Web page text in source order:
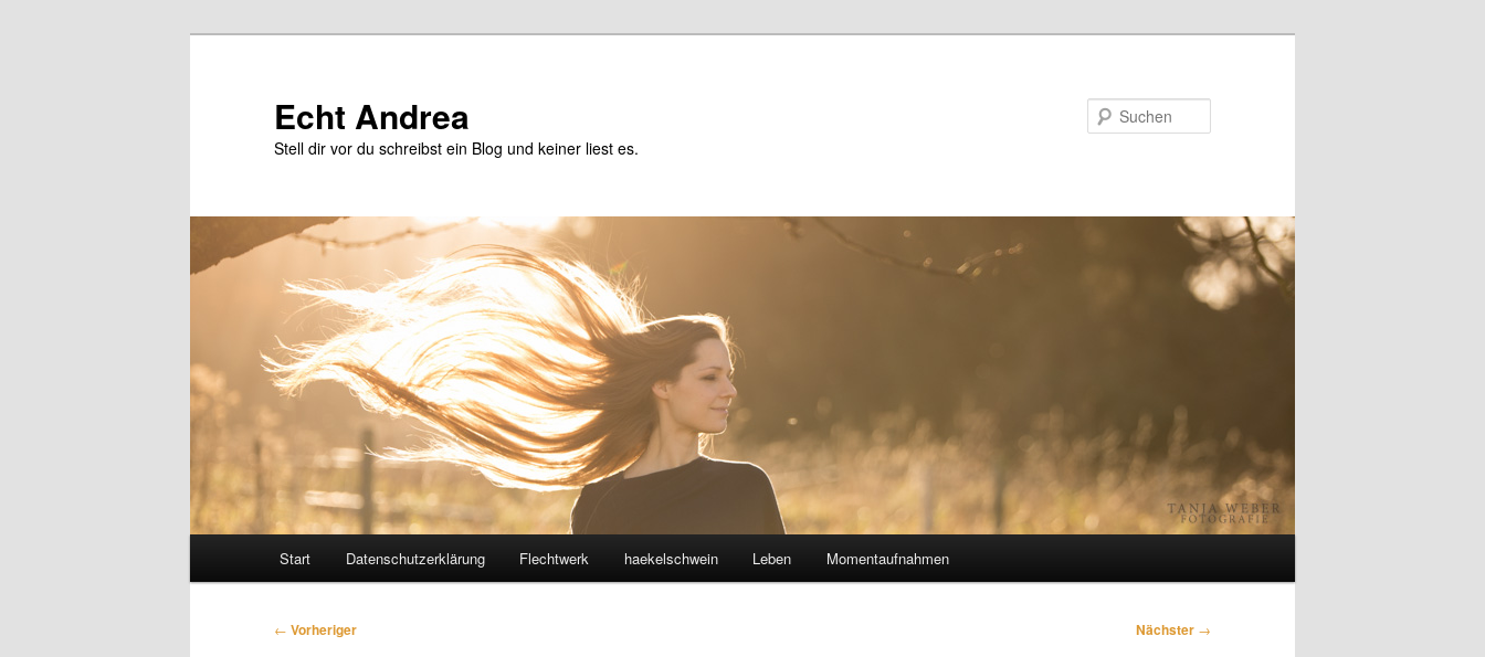
Echt Andrea
Stell dir vor du schreibst ein Blog und keiner liest es.
Start Datenschutzerklärung Flechtwerk haekelschwein Leben Momentaufnahmen
Beitragsnavigation
← Vorheriger Nächster →